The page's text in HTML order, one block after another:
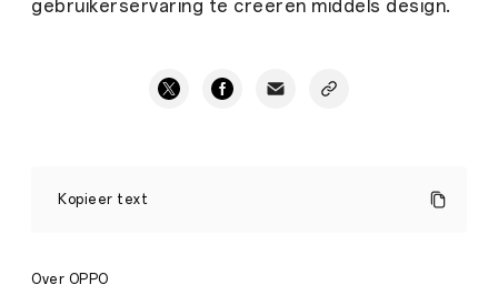
gebruikerservaring te creëren middels design.
Kopieer text
Over OPPO